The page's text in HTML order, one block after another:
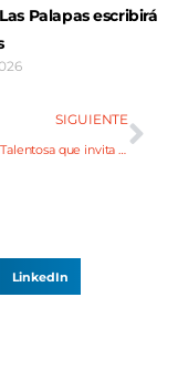
Palapas escribirá
SIGUIENTE
LinkedIn